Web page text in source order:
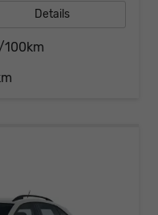
Details
100km